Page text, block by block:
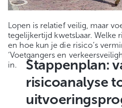
Lopen is relatief veilig, maar
tegelijkertijd kwetsbaar. Welke
en hoe kun je die risico’s
‘Voetgangers en
in.
Stappenplan:
risicoanalyse